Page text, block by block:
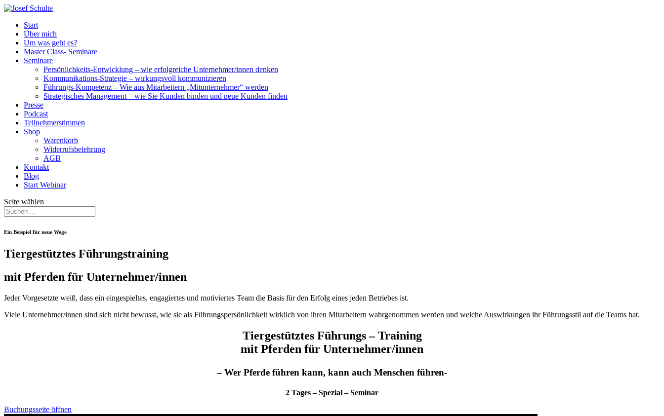
Start
Über mich
Um was geht es?
Master Class- Seminare
Seminare
Persönlichkeits-Entwicklung – wie erfolgreiche Unternehmer/innen denken
Kommunikations-Strategie – wirkungsvoll kommunizieren
Führungs-Kompetenz – Wie aus Mitarbeitern „Mitunternehmer“ werden
Strategisches Management – wie Sie Kunden binden und neue Kunden finden
Presse
Podcast
Teilnehmerstimmen
Shop
Warenkorb
Widerrufsbelehrung
AGB
Kontakt
Blog
Start Webinar
Seite wählen
Ein Beispiel für neue Wege
Tiergestütztes Führungstraining
mit Pferden für Unternehmer/innen
Jeder Vorgesetzte weiß, dass ein eingespieltes, engagiertes und motiviertes Team die Basis für den Erfolg eines jeden Betriebes ist.
Viele Unternehmer/innen sind sich nicht bewusst, wie sie als Führungspersönlichkeit wirklich von ihren Mitarbeitern wahrgenommen werden und welche Auswirkungen ihr Führungsstil auf die Teams hat.
Tiergestütztes Führungs – Training
mit Pferden für Unternehmer/innen
– Wer Pferde führen kann, kann auch Menschen führen-
2 Tages – Spezial – Seminar
Buchungsseite öffnen